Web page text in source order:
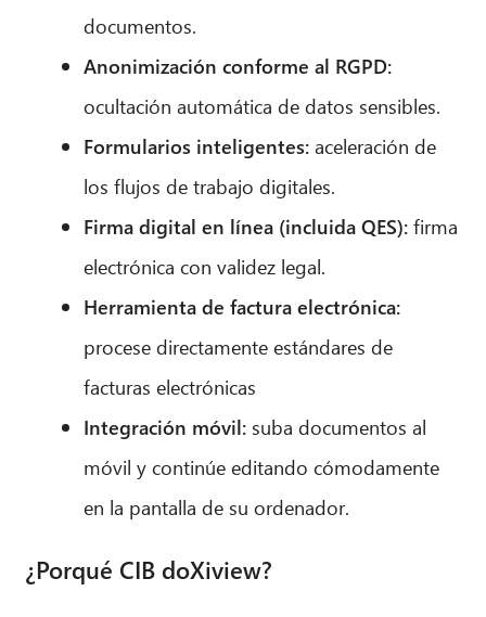
documentos.
Anonimización conforme al RGPD:
ocultación automática de datos sensibles.
Formularios inteligentes: aceleración de
los flujos de trabajo digitales.
Firma digital en línea (incluida QES): firma
electrónica con validez legal.
Herramienta de factura electrónica:
procese directamente estándares de
facturas electrónicas
Integración móvil: suba documentos al
móvil y continúe editando cómodamente
en la pantalla de su ordenador.
¿Porqué CIB doXiview?